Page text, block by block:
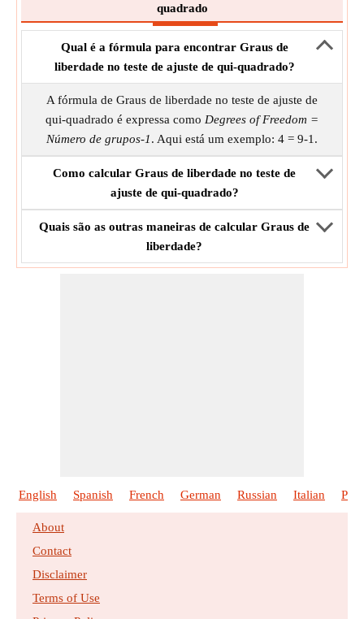
quadrado
Qual é a fórmula para encontrar Graus de
liberdade no teste de ajuste de qui-quadrado?
A fórmula de Graus de liberdade no teste de ajuste de
qui-quadrado é expressa como Degrees of Freedom =
Número de grupos-1. Aqui está um exemplo: 4 = 9-1.
Como calcular Graus de liberdade no teste de
ajuste de qui-quadrado?
Quais são as outras maneiras de calcular Graus de
liberdade?
English Spanish French German Russian Italian
About
Contact
Disclaimer
Terms of Use